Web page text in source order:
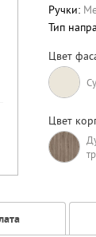
Ручки:
Тип
Цвет
Цвет